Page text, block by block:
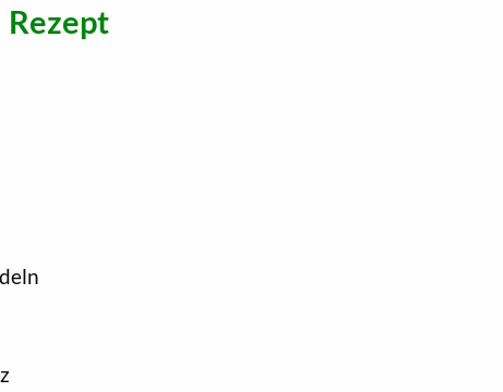
Rezept